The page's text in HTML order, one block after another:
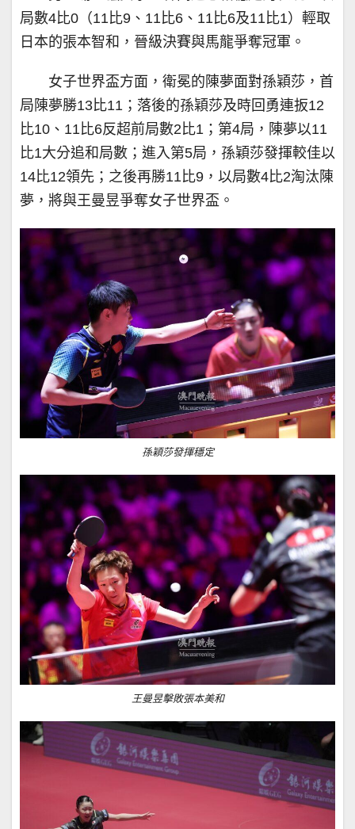
局數4比0（11比9、11比6、11比6及11比1）輕取
日本的張本智和，晉級決賽與馬龍爭奪冠軍。
女子世界盃方面，衛冕的陳夢面對孫穎莎，首
局陳夢勝13比11；落後的孫穎莎及時回勇連扳12
比10、11比6反超前局數2比1；第4局，陳夢以11
比1大分追和局數；進入第5局，孫穎莎發揮較佳以
14比12領先；之後再勝11比9，以局數4比2淘汰陳
夢，將與王曼昱爭奪女子世界盃。
孫穎莎發揮穩定
王曼昱擊敗張本美和